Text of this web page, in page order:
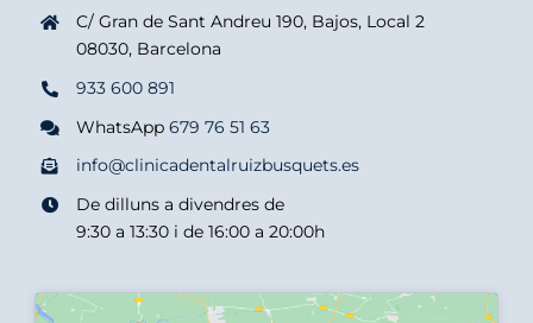
C/ Gran de Sant Andreu 190, Bajos, Local 2
08030, Barcelona
933 600 891
WhatsApp679 76 51 63
info@clinicadentalruizbusquets.es
De dilluns a divendres de
9:30 a 13:30 i de 16:00 a 20:00h